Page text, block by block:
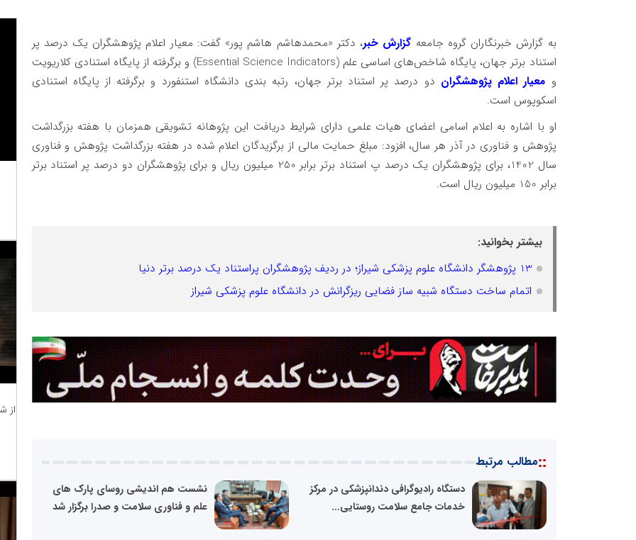
به گزارش خبرنگاران گروه جامعه گزارش خبر، دکتر «محمدهاشم هاشم پور» گفت: معیار اعلام پژوهشگران یک درصد پر
استناد برتر جهان، پایگاه شاخص‌­های اساسی علم (Essential Science Indicators) و برگرفته از پایگاه استنادی کلاریویت
و معیار اعلام پژوهشگران دو درصد پر استناد برتر جهان، رتبه بندی دانشگاه استنفورد و برگرفته از پایگاه استنادی
اسکوپوس است.
او با اشاره به اعلام اسامی اعضای هیات علمی دارای شرایط دریافت این پژوهانه تشویقی همزمان با هفته بزرگداشت
پژوهش و فناوری در آذر هر سال، افزود: مبلغ حمایت مالی از برگزیدگان اعلام شده در هفته بزرگداشت پژوهش و فناوری
سال 1402، برای پژوهشگران یک درصد پ استناد برتر برابر 250 میلیون ریال و برای پژوهشگران دو درصد پر استناد برتر
برابر 150 میلیون ریال است.
بیشتر بخوانید:
13 پژوهشگر دانشگاه علوم پزشکی شیراز؛ در ردیف پژوهشگران پراستناد یک درصد برتر دنیا
اتمام ساخت دستگاه شبیه ساز فضایی ریزگرانش در دانشگاه علوم پزشکی شیراز
::مطالب مرتبط
دستگاه رادیوگرافی دندانپزشکی در مرکز
خدمات جامع سلامت روستایی...
نشست هم اندیشی روسای پارک های
علم و فناوری سلامت و صدرا برگزار شد
از